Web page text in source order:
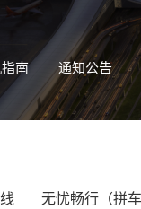
南 通知公告
无忧畅行（拼